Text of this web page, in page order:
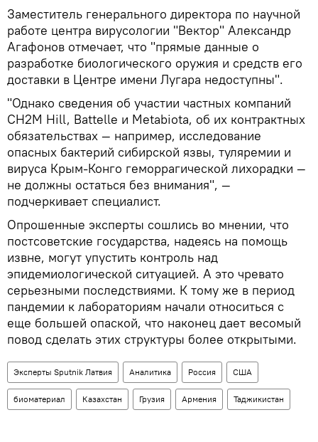
Заместитель генерального директора по научной
работе центра вирусологии "Вектор" Александр
Агафонов отмечает, что "прямые данные о
разработке биологического оружия и средств его
доставки в Центре имени Лугара недоступны".
"Однако сведения об участии частных компаний
CH2M Hill, Battelle и Metabiota, об их контрактных
обязательствах — например, исследование
опасных бактерий сибирской язвы, туляремии и
вируса Крым-Конго геморрагической лихорадки —
не должны остаться без внимания", —
подчеркивает специалист.
Опрошенные эксперты сошлись во мнении, что
постсоветские государства, надеясь на помощь
извне, могут упустить контроль над
эпидемиологической ситуацией. А это чревато
серьезными последствиями. К тому же в период
пандемии к лабораториям начали относиться с
еще большей опаской, что наконец дает весомый
повод сделать этих структуры более открытыми.
Эксперты Sputnik Латвия Аналитика Россия США
биоматериал Казахстан Грузия Армения Таджикистан